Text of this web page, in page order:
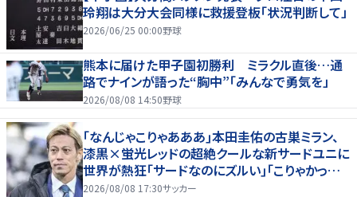
玲翔は大分大会同様に救援登板「状況判断して」
2026/06/25 00:00野球
熊本に届けた甲子園初勝利 ミラクル直後…通
路でナインが語った“胸中”「みんなで勇気を」
2026/08/08 14:50野球
｢なんじゃこりゃあああ｣本田圭佑の古巣ミラン、
漆黒×蛍光レッドの超絶クールな新サードユニに
世界が熱狂｢サードなのにズルい｣｢こりゃかっけ
えわ｣
2026/08/08 17:30サッカー